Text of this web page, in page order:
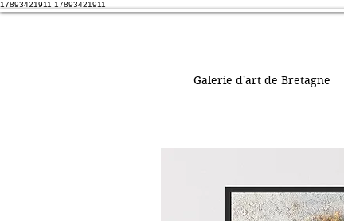
17893421911 17893421911
Galerie d'art de Bretagne